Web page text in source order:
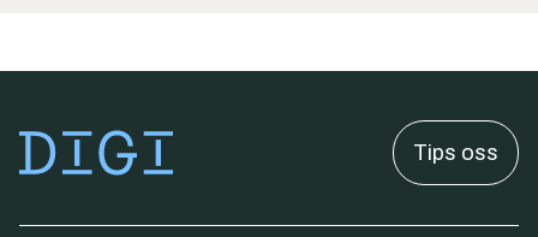
Tips oss